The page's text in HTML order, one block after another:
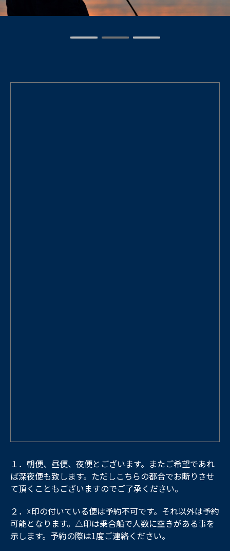
１．朝便、昼便、夜便とございます。またご希望であれ
ば深夜便も致します。ただしこちらの都合でお断りさせ
て頂くこともございますのでご了承ください。
２．☓印の付いている便は予約不可です。それ以外は予約
可能となります。△印は乗合船で人数に空きがある事を
示します。予約の際は1度ご連絡ください。